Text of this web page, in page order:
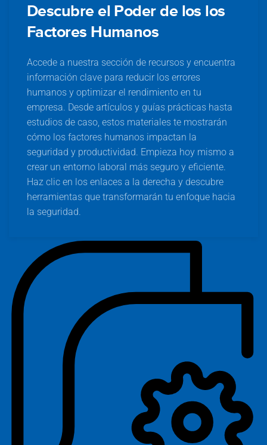
Descubre el Poder de los los
Factores Humanos
Accede a nuestra sección de recursos y encuentra
información clave para reducir los errores
humanos y optimizar el rendimiento en tu
empresa. Desde artículos y guías prácticas hasta
estudios de caso, estos materiales te mostrarán
cómo los factores humanos impactan la
seguridad y productividad. Empieza hoy mismo a
crear un entorno laboral más seguro y eficiente.
Haz clic en los enlaces a la derecha y descubre
herramientas que transformarán tu enfoque hacia
la seguridad.